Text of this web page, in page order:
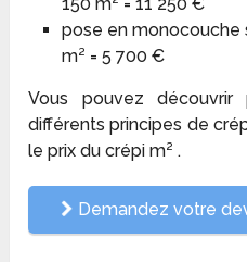
pose en monocouche
m² = 5 700 €
Vous pouvez
différents principes de
le prix du crépi m² .
Demandez votre